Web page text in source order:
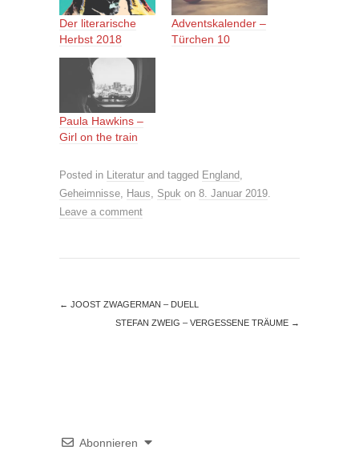
Der literarische
Herbst 2018
Adventskalender –
Türchen 10
Paula Hawkins –
Girl on the train
Posted in Literatur and tagged England
Geheimnisse
Haus Spuk on 8. Januar 2019
Leave a comment
← JOOST ZWAGERMAN – DUELL
STEFAN ZWEIG – VERGESSENE TRÄUME →
Abonnieren